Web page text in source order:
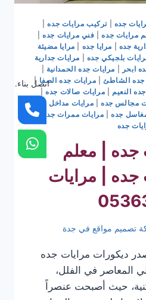
جده |تركيب مرايات جده|
مرايات جده| فني مرايات جده|
جده مرايا جده
مرايا مضيئة
بلجيكي جده
مرايات جدارية
ابحر مرايات جده الحمدانية
جده الشاطئ مرايات جده الصفا |
النعيم مرايات صالات جده|
مجالس جده مرايات مداخل جده
|
جده| مرايات ممرات جده
|
جده
جده | معلم
جده | مرايات
تصميم مواقع في جدة
ديكورات مرايات جده
المعاصر في الفلل،
حيث أصبحت عنصراً
اتصل بناء.